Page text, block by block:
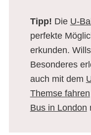
Tipp! Die U-
perfekte
erkunden.
Besonderes
auch mit dem
Themse fahren
Bus in London